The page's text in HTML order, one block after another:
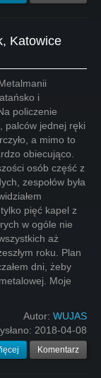
Katowice
i
policzenie
palców jednej ręki
a mimo to
obiecująco.
osób część z
zespołów była
pięć kapel z
w ogóle nie
aż
roku. Plan
dni, żeby
Moje
Autor: WUJAS
2018-04-08
Komentarz